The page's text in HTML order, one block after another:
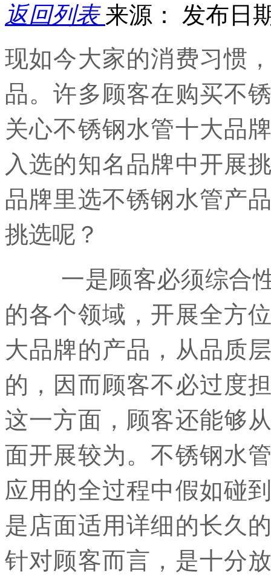
返回列表来源： 发布日
现如今大家的消费习惯
品。许多顾客在购买不
关心不锈钢水管十大品
入选的知名品牌中开展
品牌里选不锈钢水管产
挑选呢？
一是顾客必须综合性
的各个领域，开展全方
大品牌的产品，从品质
的，因而顾客不必过度
这一方面，顾客还能够
面开展较为。不锈钢水
应用的全过程中假如碰
是店面适用详细的长久
针对顾客而言，是十分